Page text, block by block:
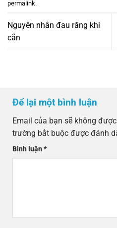
permalink.
Nguyên nhân đau răng khi
cắn
Để lại một bình luận
Email của bạn sẽ không
trường bắt buộc được đánh
Bình luận*